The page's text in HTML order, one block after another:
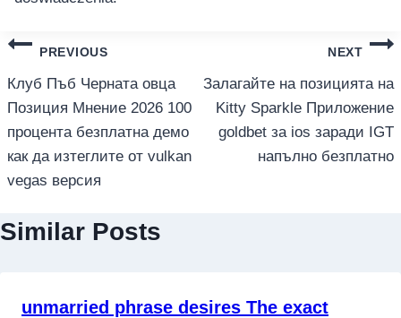
แนะแนว
เรื่อง
PREVIOUS
Клуб Пъб Черната овца
Позиция Мнение 2026 100
процента безплатна демо
как да изтеглите от vulkan
vegas версия
NEXT
Залагайте на позицията на
Kitty Sparkle Приложение
goldbet за ios заради IGT
напълно безплатно
Similar Posts
unmarried phrase desires The exact